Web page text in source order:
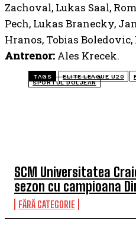
SCM Universitatea
sezon cu campioana
FĂRĂ CATEGORIE
Zachoval, Lukas Saal,
Pech, Lukas Branecky,
Hranos, Tobias Boledovic,
Antrenor: Ales Krecek.
TAGS ELITE LEAGUE U20
SPORTUL DOLJEAN